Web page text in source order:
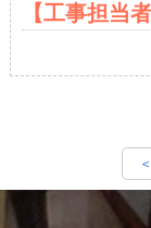
【工事担当